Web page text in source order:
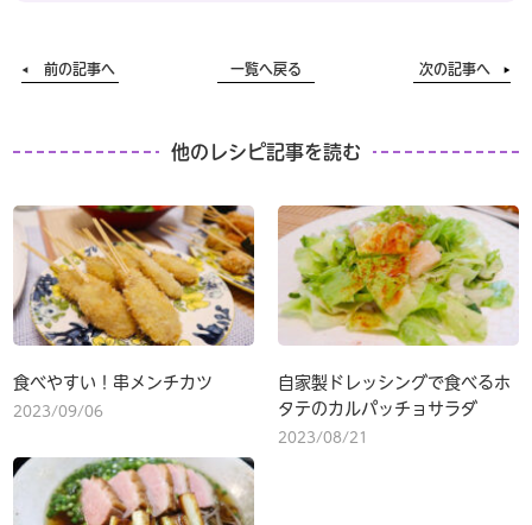
前の記事へ 一覧へ戻る 次の記事へ
他のレシピ記事を読む
食べやすい！串メンチカツ
2023/09/06
自家製ドレッシングで食べるホ
タテのカルパッチョサラダ
2023/08/21